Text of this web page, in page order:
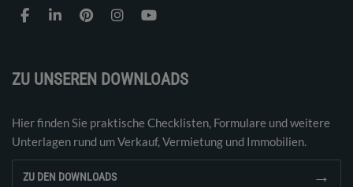
ZU UNSEREN DOWNLOADS
Hier finden Sie praktische Checklisten, Formulare und weitere
Unterlagen rund um Verkauf, Vermietung und Immobilien.
ZU DEN DOWNLOADS →